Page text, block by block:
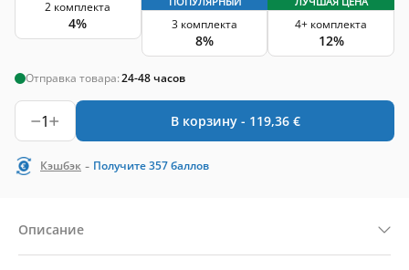
2 комплекта
4% 3 комплекта
8%
4+ комплекта
12%
Отправка товара:24-48 часов
1 В корзину - 119,36 €
Кэшбэк - Получите357баллов
Описание